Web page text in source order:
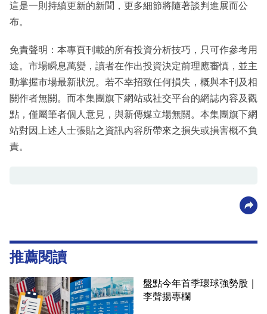
這是一則持續更新的新聞，更多細節將隨著談判進展而公
布。
免責聲明：本專頁刊載的所有投資分析技巧，只可作參考用
途。市場瞬息萬變，讀者在作出投資決定前理應審慎，並主
動掌握市場最新狀況。若不幸招致任何損失，概與本刊及相
關作者無關。而本集團旗下網站或社交平台的網誌內容及觀
點，僅屬筆者個人意見，與新傳媒立場無關。本集團旗下網
站對因上述人士張貼之資訊內容所帶來之損失或損害概不負
責。
推薦閱讀
盤點今年首季環球強勢股｜
李聲揚專欄